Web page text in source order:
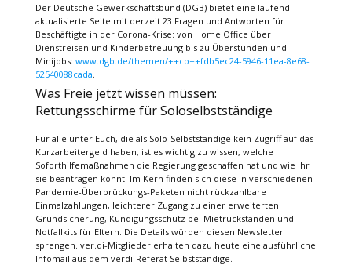
Der Deutsche Gewerkschaftsbund (DGB) bietet eine laufend
aktualisierte Seite mit derzeit 23 Fragen und Antworten für
Beschäftigte in der Corona-Krise: von Home Office über
Dienstreisen und Kinderbetreuung bis zu Überstunden und
Minijobs: www.dgb.de/themen/++co++fdb5ec24-5946-11ea-8e68-
52540088cada
Was Freie jetzt wissen müssen:
Rettungsschirme für Soloselbstständige
Für alle unter Euch, die als Solo-Selbstständige kein Zugriff auf das
Kurzarbeitergeld haben, ist es wichtig zu wissen, welche
Soforthilfemaßnahmen die Regierung geschaffen hat und wie Ihr
sie beantragen könnt. Im Kern finden sich diese in verschiedenen
Pandemie-Überbrückungs-Paketen nicht rückzahlbare
Einmalzahlungen, leichterer Zugang zu einer erweiterten
Grundsicherung, Kündigungsschutz bei Mietrückständen und
Notfallkits für Eltern. Die Details würden diesen Newsletter
sprengen. ver.di-Mitglieder erhalten dazu heute eine ausführliche
Infomail aus dem verdi-Referat Selbstständige.